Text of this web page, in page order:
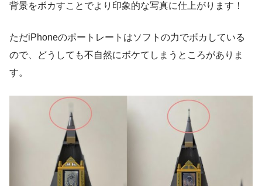
背景をボカすことでより印象的な写真に仕上がります！
ただiPhoneのポートレートはソフトの力でボカしている
ので、どうしても不自然にボケてしまうところがありま
す。